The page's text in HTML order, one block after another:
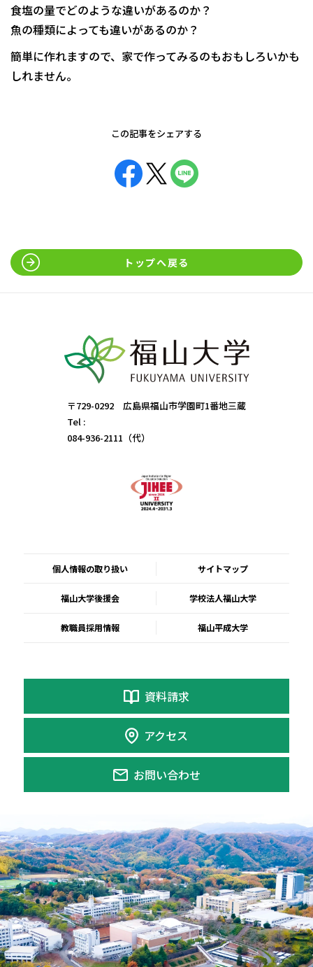
食塩の量でどのような違いがあるのか？
魚の種類によっても違いがあるのか？
簡単に作れますので、家で作ってみるのもおもしろいかも
しれません。
この記事をシェアする
トップへ戻る
〒729-0292 広島県福山市学園町1番地三蔵
Tel :
084-936-2111（代）
個人情報の取り扱い サイトマップ
福山大学後援会 学校法人福山大学
教職員採用情報 福山平成大学
資料請求
アクセス
お問い合わせ